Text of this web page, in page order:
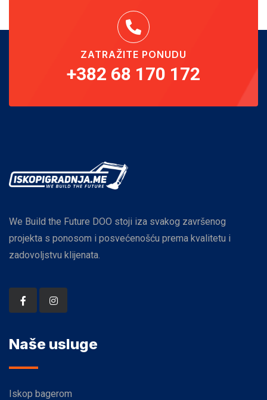
ZATRAŽITE PONUDU
+382 68 170 172
We Build the Future DOO stoji iza svakog završenog
projekta s ponosom i posvećenošću prema kvalitetu i
zadovoljstvu klijenata.
Naše usluge
Iskop bagerom